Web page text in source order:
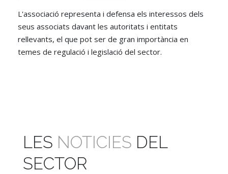
L'associació representa i defensa els interessos dels
seus associats davant les autoritats i entitats
rellevants, el que pot ser de gran importància en
temes de regulació i legislació del sector.
LES NOTICIES DEL
SECTOR